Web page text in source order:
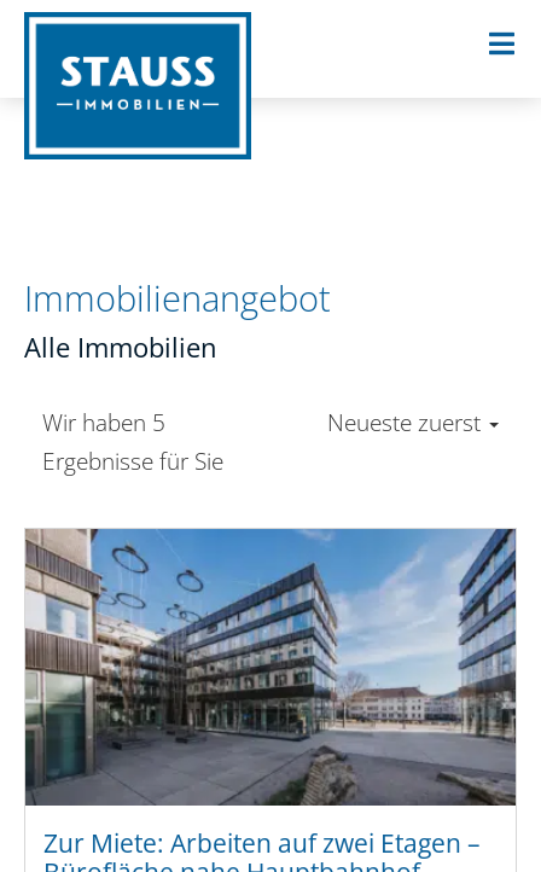
Immobilien­angebot
Alle Immobilien
Wir haben 5
Ergebnisse für Sie
Neueste zuerst
Zur Miete: Arbeiten auf zwei Etagen –